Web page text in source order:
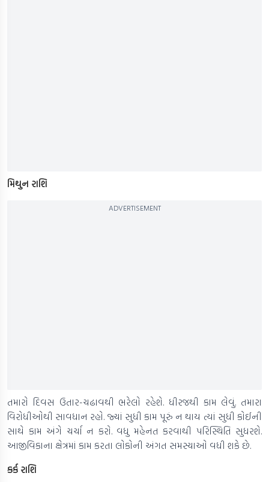
મિથુન રાશિ
ADVERTISEMENT
તમારો દિવસ ઉતાર-ચઢાવથી ભરેલો રહેશે. ધીરજથી કામ લેવું. તમારા
વિરોધીઓથી સાવધાન રહો. જ્યાં સુધી કામ પૂરું ન થાય ત્યાં સુધી કોઈની
સાથે કામ અંગે ચર્ચા ન કરો. વધુ મહેનત કરવાથી પરિસ્થિતિ સુધરશે.
આજીવિકાના ક્ષેત્રમાં કામ કરતા લોકોની અંગત સમસ્યાઓ વધી શકે છે.
કર્ક રાશિ